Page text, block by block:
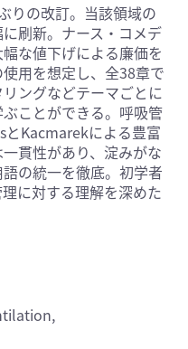
りの改訂。当該領域の
刷新。ナース・コメデ
な値下げによる廉価を
用を想定し、全38章で
ングなどテーマごとに
ことができる。呼吸管
とKacmarekによる豊富
貫性があり、淀みがな
の統一を徹底。初学者
に対する理解を深めた